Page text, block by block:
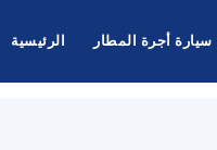
الرئيسية سيارة أجرة المطار